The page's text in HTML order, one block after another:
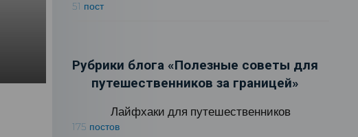
51 пост
Рубрики блога «Полезные советы для
путешественников за границей»
Лайфхаки для путешественников
175 постов